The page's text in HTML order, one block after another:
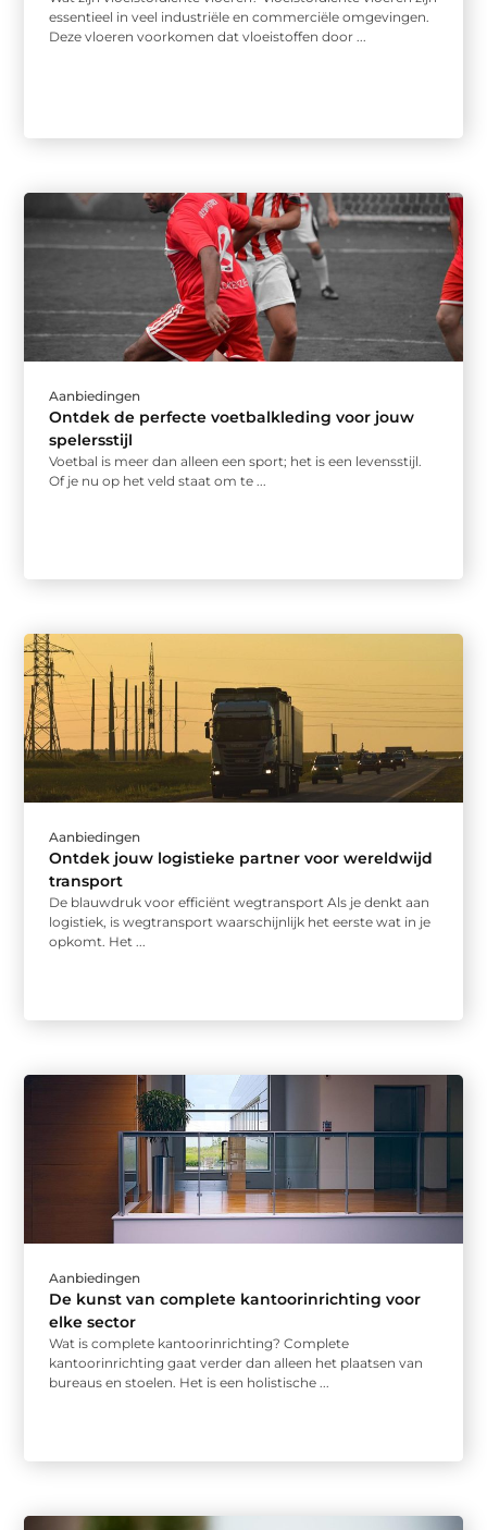
essentieel in veel industriële en commerciële omgevingen.
Deze vloeren voorkomen dat vloeistoffen door ...
Aanbiedingen
Ontdek de perfecte voetbalkleding voor jouw
spelersstijl
Voetbal is meer dan alleen een sport; het is een levensstijl.
Of je nu op het veld staat om te ...
Aanbiedingen
Ontdek jouw logistieke partner voor wereldwijd
transport
De blauwdruk voor efficiënt wegtransport Als je denkt aan
logistiek, is wegtransport waarschijnlijk het eerste wat in je
opkomt. Het ...
Aanbiedingen
De kunst van complete kantoorinrichting voor
elke sector
Wat is complete kantoorinrichting? Complete
kantoorinrichting gaat verder dan alleen het plaatsen van
bureaus en stoelen. Het is een holistische ...